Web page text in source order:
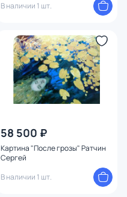
В наличии 1 шт.
58 500 ₽
Картина "После грозы" Ратчин
Сергей
В наличии 1 шт.